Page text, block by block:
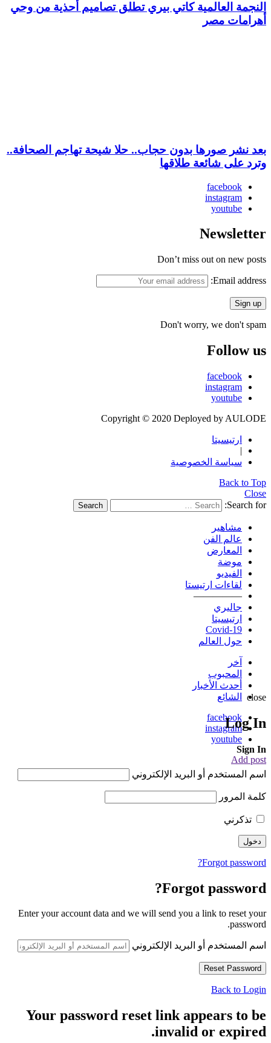
النجمة العالمية ​كاتي بيري تطلق تصاميم أحذية من وحي
أهرامات مصر
بعد نشر صورها بدون حجاب.. حلا شيحة تهاجم الصحافة..
وترد على شائعة طلاقها
facebook
instagram
youtube
Newsletter
Don’t miss out on new posts
Email address:
Don't worry, we don't spam
Follow us
facebook
instagram
youtube
Copyright © 2020 Deployed by AULODE
ارتيسيتا
|
سياسة الخصوصية
Back to Top
Close
Search for:
Search
مشاهير
عالم الفن
المعارض
موضة
الفيديو
لقاءات ارتيستا
—————
جاليري
ارتيسيتا
Covid-19
حول العالم
آخر
المحبوب
أحدث الأخبار
الشائع
facebook
instagram
youtube
Add post
close
Log In
Sign In
اسم المستخدم أو البريد الإلكتروني
كلمة المرور
تذكرني
Forgot password?
Forgot password?
Enter your account data and we will send you a link to reset your
password.
اسم المستخدم أو البريد الإلكتروني
Back to Login
Your password reset link appears to be
invalid or expired.